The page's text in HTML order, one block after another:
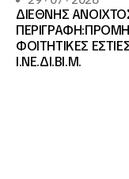
ΔΙΕΘΝΗΣ
ΦΟΙΤΗΤΙΚΕΣ
Ι.ΝΕ.ΔΙ.ΒΙ.Μ.